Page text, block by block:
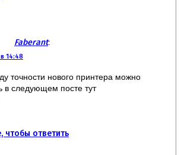
Faberant:
в 14:48
точности нового принтера можно
в следующем посте тут
чтобы ответить